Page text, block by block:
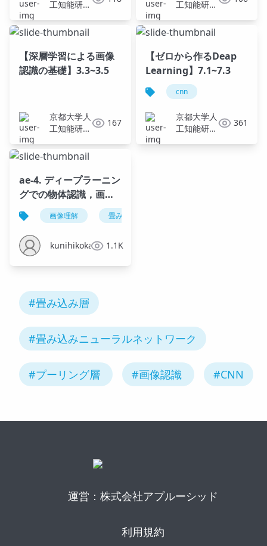
工知能研究
工知能研究
【深層学習による画像
認識の基礎】3.3~3.5
京都大学人
工知能研究
167
【ゼロから作るDeap
Learning】7.1~7.3
cnn
京都大学人
工知能研究
361
ae-4. ディープラーニン
グでの物体認識，画像
分類
画像理解 畳み込み
kunihikokaneko1.1K
#畳み込み層
#畳み込みニューラルネットワーク
#プーリング層 #画像認識 #CNN
運営：株式会社アプルーシッド
利用規約